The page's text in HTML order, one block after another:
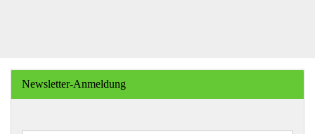
Newsletter-Anmeldung